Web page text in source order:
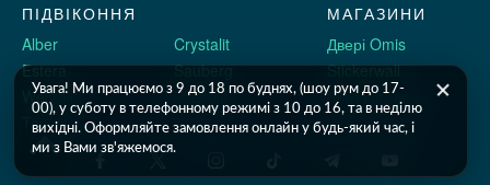
ПІДВІКОННЯ
Alber
Crystalit
Estera
Sauberg
Werzalit
Plastolit
Topalit
МАГАЗИНИ
Двері Omis
Stickerwall
Рідкі шпалери
Увага! Ми працюємо з 9 до 18 по буднях, (шоу рум до 17-
00), у суботу в телефонному режимі з 10 до 16, та в неділю
вихідні. Оформляйте замовлення онлайн у будь-який час, і
ми з Вами зв'яжемося.